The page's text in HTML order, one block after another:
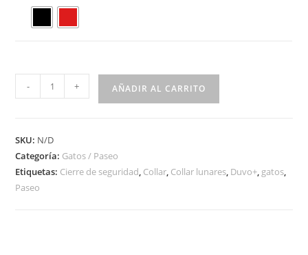
- + AÑADIR AL CARRITO
SKU: N/D
Categoría: Gatos / Paseo
Etiquetas: Cierre de seguridad, Collar, Collar lunares, Duvo+, gatos,
Paseo